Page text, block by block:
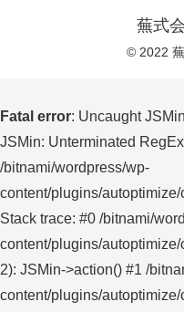
蕪式
© 2022
Fatal error: Uncaught
JSMin: Unterminated
/bitnami/wordpress/wp-
content/plugins/
Stack trace: #0 /bitnami/
content/plugins/
2): JSMin->action() #1 /
content/plugins/